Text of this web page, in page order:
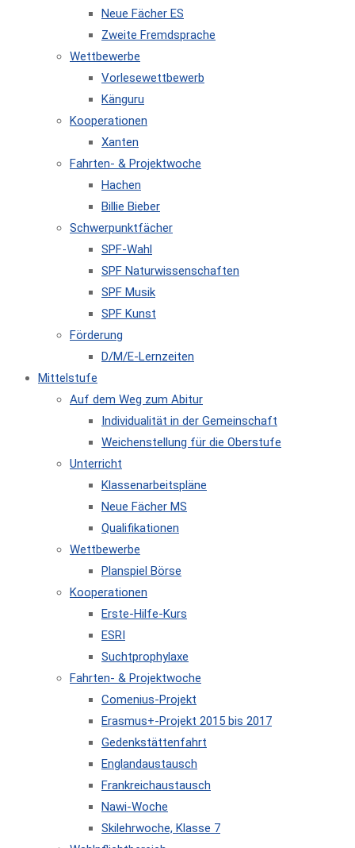
Neue Fächer ES
Zweite Fremdsprache
Wettbewerbe
Vorlesewettbewerb
Känguru
Kooperationen
Xanten
Fahrten- & Projektwoche
Hachen
Billie Bieber
Schwerpunktfächer
SPF-Wahl
SPF Naturwissenschaften
SPF Musik
SPF Kunst
Förderung
D/M/E-Lernzeiten
Mittelstufe
Auf dem Weg zum Abitur
Individualität in der Gemeinschaft
Weichenstellung für die Oberstufe
Unterricht
Klassenarbeitspläne
Neue Fächer MS
Qualifikationen
Wettbewerbe
Planspiel Börse
Kooperationen
Erste-Hilfe-Kurs
ESRI
Suchtprophylaxe
Fahrten- & Projektwoche
Comenius-Projekt
Erasmus+-Projekt 2015 bis 2017
Gedenkstättenfahrt
Englandaustausch
Frankreichaustausch
Nawi-Woche
Skilehrwoche, Klasse 7